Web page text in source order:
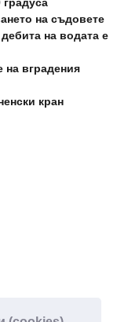
на съдовете
на водата е
на вградения
кран